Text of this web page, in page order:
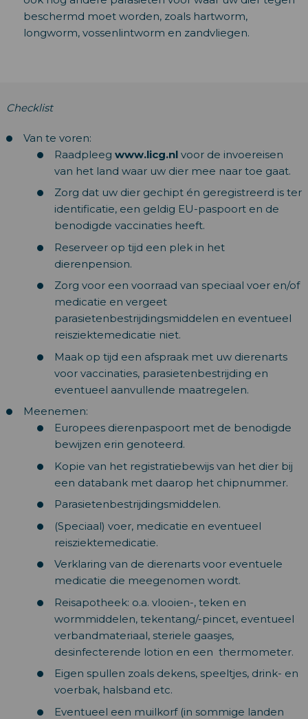
beschermd moet worden, zoals hartworm,
longworm, vossenlintworm en zandvliegen.
Checklist
Van te voren:
Raadpleeg www.licg.nlvoor de invoereisen
van het land waar uw dier mee naar toe gaat.
Zorg dat uw dier gechipt én geregistreerd is ter
identificatie, een geldig EU-paspoort en de
benodigde vaccinaties heeft.
Reserveer op tijd een plek in het
dierenpension.
Zorg voor een voorraad van speciaal voer en/of
medicatie en vergeet
parasietenbestrijdingsmiddelen en eventueel
reisziektemedicatie niet.
Maak op tijd een afspraak met uw dierenarts
voor vaccinaties, parasietenbestrijding en
eventueel aanvullende maatregelen.
Meenemen:
Europees dierenpaspoort met de benodigde
bewijzen erin genoteerd.
Kopie van het registratiebewijs van het dier bij
een databank met daarop het chipnummer.
Parasietenbestrijdingsmiddelen.
(Speciaal) voer, medicatie en eventueel
reisziektemedicatie.
Verklaring van de dierenarts voor eventuele
medicatie die meegenomen wordt.
Reisapotheek: o.a. vlooien-, teken en
wormmiddelen, tekentang/-pincet, eventueel
verbandmateriaal, steriele gaasjes,
desinfecterende lotion en een thermometer.
Eigen spullen zoals dekens, speeltjes, drink- en
voerbak, halsband etc.
Eventueel een muilkorf (in sommige landen